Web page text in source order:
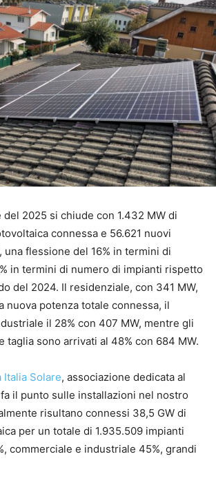
2025 si chiude con 1.432 MW di
connessa e 56.621 nuovi
una flessione del 16% in termini di
in termini di numero di impianti rispetto
del 2024. Il residenziale, con 341 MW,
nuova potenza totale connessa, il
il 28% con 407 MW, mentre gli
taglia sono arrivati al 48% con 684 MW.
Solare, associazione dedicata al
il punto sulle installazioni nel nostro
risultano connessi 38,5 GW di
per un totale di 1.935.509 impianti
commerciale e industriale 45%, grandi